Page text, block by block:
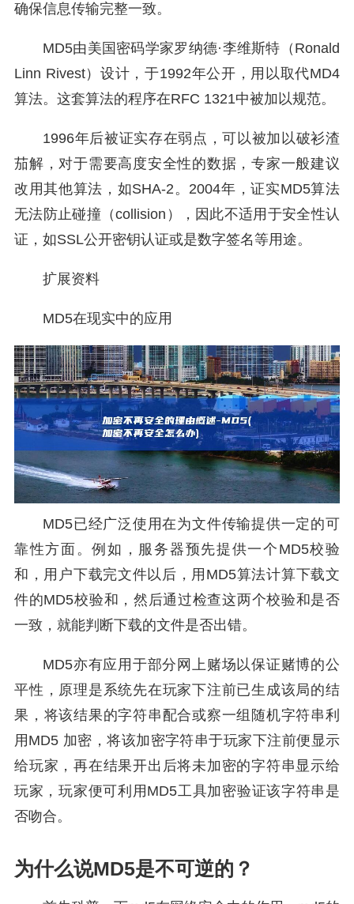
确保信息传输完整一致。
MD5由美国密码学家罗纳德·李维斯特（Ronald
Linn Rivest）设计，于1992年公开，用以取代MD4
算法。这套算法的程序在RFC 1321中被加以规范。
1996年后被证实存在弱点，可以被加以破衫渣
茄解，对于需要高度安全性的数据，专家一般建议
改用其他算法，如SHA-2。2004年，证实MD5算法
无法防止碰撞（collision），因此不适用于安全性认
证，如SSL公开密钥认证或是数字签名等用途。
扩展资料
MD5在现实中的应用
MD5已经广泛使用在为文件传输提供一定的可
靠性方面。例如，服务器预先提供一个MD5校验
和，用户下载完文件以后，用MD5算法计算下载文
件的MD5校验和，然后通过检查这两个校验和是否
一致，就能判断下载的文件是否出错。
MD5亦有应用于部分网上赌场以保证赌博的公
平性，原理是系统先在玩家下注前已生成该局的结
果，将该结果的字符串配合或察一组随机字符串利
用MD5 加密，将该加密字符串于玩家下注前便显示
给玩家，再在结果开出后将未加密的字符串显示给
玩家，玩家便可利用MD5工具加密验证该字符串是
否吻合。
为什么说MD5是不可逆的？